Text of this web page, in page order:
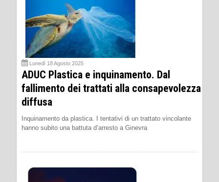
Lunedì 18 Agosto 2025
ADUC Plastica e inquinamento. Dal
fallimento dei trattati alla consapevolezza
diffusa
Inquinamento da plastica. I tentativi di un trattato vincolante
hanno subito una battuta d’arresto a Ginevra